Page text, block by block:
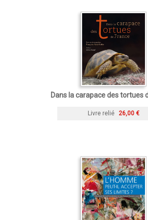
Dans la carapace des tortues
Livre relié 26,00 €